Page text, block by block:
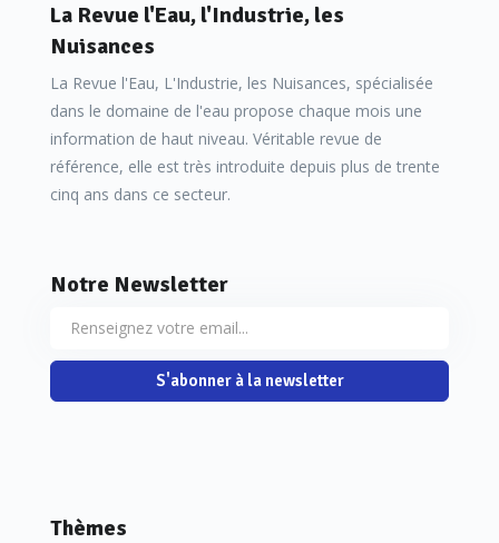
La Revue l'Eau, l'Industrie, les
Nuisances
La Revue l'Eau, L'Industrie, les Nuisances, spécialisée
dans le domaine de l'eau propose chaque mois une
information de haut niveau. Véritable revue de
référence, elle est très introduite depuis plus de trente
cinq ans dans ce secteur.
Notre Newsletter
S'abonner à la newsletter
Thèmes